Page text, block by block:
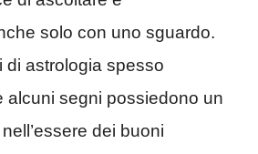
solo con uno sguardo.
di astrologia spesso
alcuni segni possiedono un
dei buoni